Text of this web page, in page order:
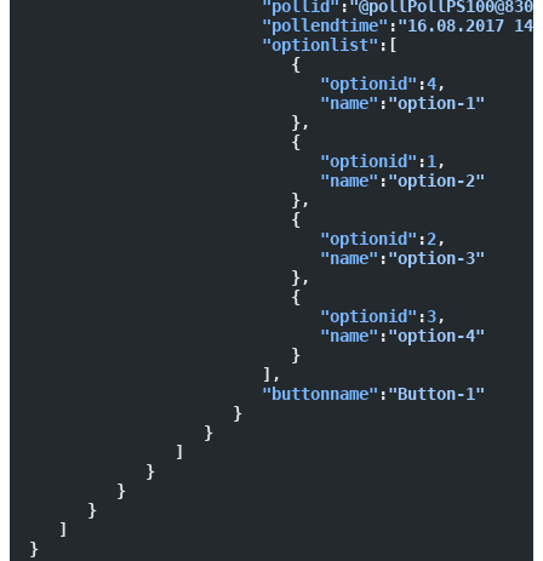
                        "pollid"
:
                        "pollendtime"
:"16.08.2017
                        "optionlist"
:[
                           {
                              "optionid"
:4,
                              "name"
:"option-1"
                           },
                           {
                              "optionid"
:1,
                              "name"
:"option-2"
                           },
                           {
                              "optionid"
:2,
                              "name"
:"option-3"
                           },
                           {
                              "optionid"
:3,
                              "name"
:"option-4"
                           }
                        ],
                        "buttonname"
:"Button-1"
                     }
                  }
               ]
            }
         }
      }
   ]
}